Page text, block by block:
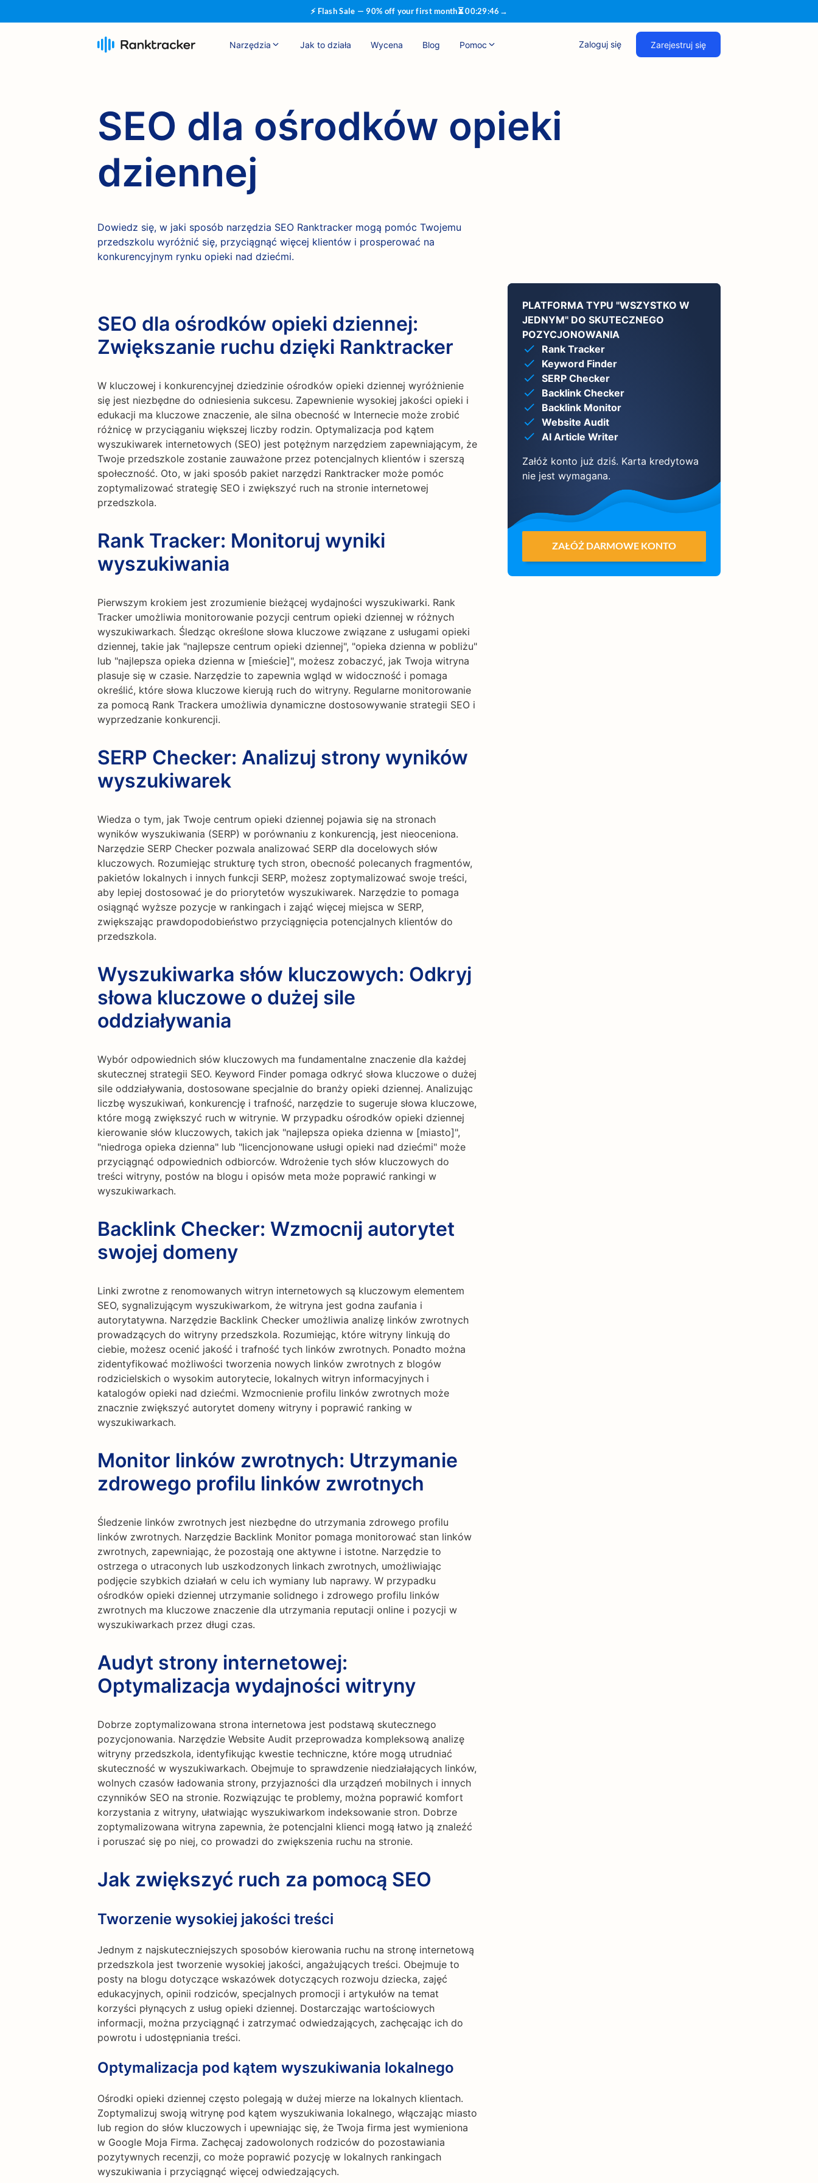
⚡ Flash Sale — 90% off your first month⏳00:29:45 →
Narzędzia Jak to działa Wycena Blog Pomoc Zaloguj się Zarejestruj się
SEO dla ośrodków opieki
dziennej
Dowiedz się, w jaki sposób narzędzia SEO Ranktracker mogą pomóc Twojemu
przedszkolu wyróżnić się, przyciągnąć więcej klientów i prosperować na
konkurencyjnym rynku opieki nad dziećmi.
SEO dla ośrodków opieki dziennej:
Zwiększanie ruchu dzięki Ranktracker
W kluczowej i konkurencyjnej dziedzinie ośrodków opieki dziennej wyróżnienie
się jest niezbędne do odniesienia sukcesu. Zapewnienie wysokiej jakości opieki i
edukacji ma kluczowe znaczenie, ale silna obecność w Internecie może zrobić
różnicę w przyciąganiu większej liczby rodzin. Optymalizacja pod kątem
wyszukiwarek internetowych (SEO) jest potężnym narzędziem zapewniającym, że
Twoje przedszkole zostanie zauważone przez potencjalnych klientów i szerszą
społeczność. Oto, w jaki sposób pakiet narzędzi Ranktracker może pomóc
zoptymalizować strategię SEO i zwiększyć ruch na stronie internetowej
przedszkola.
Rank Tracker: Monitoruj wyniki
wyszukiwania
Pierwszym krokiem jest zrozumienie bieżącej wydajności wyszukiwarki. Rank
Tracker umożliwia monitorowanie pozycji centrum opieki dziennej w różnych
wyszukiwarkach. Śledząc określone słowa kluczowe związane z usługami opieki
dziennej, takie jak "najlepsze centrum opieki dziennej", "opieka dzienna w pobliżu"
lub "najlepsza opieka dzienna w [mieście]", możesz zobaczyć, jak Twoja witryna
plasuje się w czasie. Narzędzie to zapewnia wgląd w widoczność i pomaga
określić, które słowa kluczowe kierują ruch do witryny. Regularne monitorowanie
za pomocą Rank Trackera umożliwia dynamiczne dostosowywanie strategii SEO i
wyprzedzanie konkurencji.
SERP Checker: Analizuj strony wyników
wyszukiwarek
Wiedza o tym, jak Twoje centrum opieki dziennej pojawia się na stronach
wyników wyszukiwania (SERP) w porównaniu z konkurencją, jest nieoceniona.
Narzędzie SERP Checker pozwala analizować SERP dla docelowych słów
kluczowych. Rozumiejąc strukturę tych stron, obecność polecanych fragmentów,
pakietów lokalnych i innych funkcji SERP, możesz zoptymalizować swoje treści,
aby lepiej dostosować je do priorytetów wyszukiwarek. Narzędzie to pomaga
osiągnąć wyższe pozycje w rankingach i zająć więcej miejsca w SERP,
zwiększając prawdopodobieństwo przyciągnięcia potencjalnych klientów do
przedszkola.
Wyszukiwarka słów kluczowych: Odkryj
słowa kluczowe o dużej sile
oddziaływania
Wybór odpowiednich słów kluczowych ma fundamentalne znaczenie dla każdej
skutecznej strategii SEO. Keyword Finder pomaga odkryć słowa kluczowe o dużej
sile oddziaływania, dostosowane specjalnie do branży opieki dziennej. Analizując
liczbę wyszukiwań, konkurencję i trafność, narzędzie to sugeruje słowa kluczowe,
które mogą zwiększyć ruch w witrynie. W przypadku ośrodków opieki dziennej
kierowanie słów kluczowych, takich jak "najlepsza opieka dzienna w [miasto]",
"niedroga opieka dzienna" lub "licencjonowane usługi opieki nad dziećmi" może
przyciągnąć odpowiednich odbiorców. Wdrożenie tych słów kluczowych do
treści witryny, postów na blogu i opisów meta może poprawić rankingi w
wyszukiwarkach.
Backlink Checker: Wzmocnij autorytet
swojej domeny
Linki zwrotne z renomowanych witryn internetowych są kluczowym elementem
SEO, sygnalizującym wyszukiwarkom, że witryna jest godna zaufania i
autorytatywna. Narzędzie Backlink Checker umożliwia analizę linków zwrotnych
prowadzących do witryny przedszkola. Rozumiejąc, które witryny linkują do
ciebie, możesz ocenić jakość i trafność tych linków zwrotnych. Ponadto można
zidentyfikować możliwości tworzenia nowych linków zwrotnych z blogów
rodzicielskich o wysokim autorytecie, lokalnych witryn informacyjnych i
katalogów opieki nad dziećmi. Wzmocnienie profilu linków zwrotnych może
znacznie zwiększyć autorytet domeny witryny i poprawić ranking w
wyszukiwarkach.
Monitor linków zwrotnych: Utrzymanie
zdrowego profilu linków zwrotnych
Śledzenie linków zwrotnych jest niezbędne do utrzymania zdrowego profilu
linków zwrotnych. Narzędzie Backlink Monitor pomaga monitorować stan linków
zwrotnych, zapewniając, że pozostają one aktywne i istotne. Narzędzie to
ostrzega o utraconych lub uszkodzonych linkach zwrotnych, umożliwiając
podjęcie szybkich działań w celu ich wymiany lub naprawy. W przypadku
ośrodków opieki dziennej utrzymanie solidnego i zdrowego profilu linków
zwrotnych ma kluczowe znaczenie dla utrzymania reputacji online i pozycji w
wyszukiwarkach przez długi czas.
Audyt strony internetowej:
Optymalizacja wydajności witryny
Dobrze zoptymalizowana strona internetowa jest podstawą skutecznego
pozycjonowania. Narzędzie Website Audit przeprowadza kompleksową analizę
witryny przedszkola, identyfikując kwestie techniczne, które mogą utrudniać
skuteczność w wyszukiwarkach. Obejmuje to sprawdzenie niedziałających linków,
wolnych czasów ładowania strony, przyjazności dla urządzeń mobilnych i innych
czynników SEO na stronie. Rozwiązując te problemy, można poprawić komfort
korzystania z witryny, ułatwiając wyszukiwarkom indeksowanie stron. Dobrze
zoptymalizowana witryna zapewnia, że potencjalni klienci mogą łatwo ją znaleźć
i poruszać się po niej, co prowadzi do zwiększenia ruchu na stronie.
Jak zwiększyć ruch za pomocą SEO
Tworzenie wysokiej jakości treści
Jednym z najskuteczniejszych sposobów kierowania ruchu na stronę internetową
przedszkola jest tworzenie wysokiej jakości, angażujących treści. Obejmuje to
posty na blogu dotyczące wskazówek dotyczących rozwoju dziecka, zajęć
edukacyjnych, opinii rodziców, specjalnych promocji i artykułów na temat
korzyści płynących z usług opieki dziennej. Dostarczając wartościowych
informacji, można przyciągnąć i zatrzymać odwiedzających, zachęcając ich do
powrotu i udostępniania treści.
Optymalizacja pod kątem wyszukiwania lokalnego
Ośrodki opieki dziennej często polegają w dużej mierze na lokalnych klientach.
Zoptymalizuj swoją witrynę pod kątem wyszukiwania lokalnego, włączając miasto
lub region do słów kluczowych i upewniając się, że Twoja firma jest wymieniona
w Google Moja Firma. Zachęcaj zadowolonych rodziców do pozostawiania
pozytywnych recenzji, co może poprawić pozycję w lokalnych rankingach
wyszukiwania i przyciągnąć więcej odwiedzających.
PLATFORMA TYPU "WSZYSTKO W
JEDNYM" DO SKUTECZNEGO
POZYCJONOWANIA
Rank Tracker
Keyword Finder
SERP Checker
Backlink Checker
Backlink Monitor
Website Audit
AI Article Writer
Załóż konto już dziś. Karta kredytowa
nie jest wymagana.
ZAŁÓŻ DARMOWE KONTO